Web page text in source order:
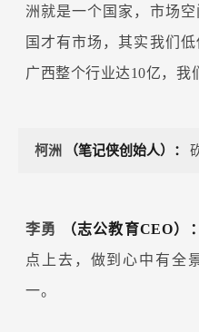
洲就是一个国家，市场
国才有市场，其实我们
广西整个行业达10亿，我
柯洲 （笔记侠创始人）：
李勇 （志公教育CEO）
点上去，做到心中有全
一。